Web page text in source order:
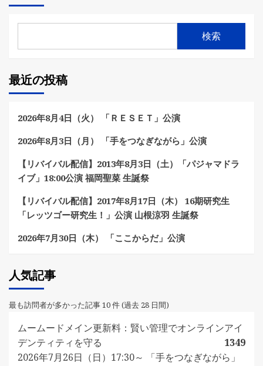
検索
最近の投稿
2026年8月4日（火） 「ＲＥＳＥＴ」公演
2026年8月3日（月） 「手をつなぎながら」公演
【リバイバル配信】2013年8月3日（土）「パジャマドラ
イブ」18:00公演 福岡聖菜 生誕祭
【リバイバル配信】2017年8月17日（木） 16期研究生
「レッツゴー研究生！」公演 山根涼羽 生誕祭
2026年7月30日（木） 「ここからだ」公演
人気記事
最も訪問者が多かった記事 10 件 (過去 28 日間)
ムームードメイン更新料：賢い管理でオンラインアイ
デンティティを守る
1349
2026年7月26日（日）17:30～ 「手をつなぎながら」